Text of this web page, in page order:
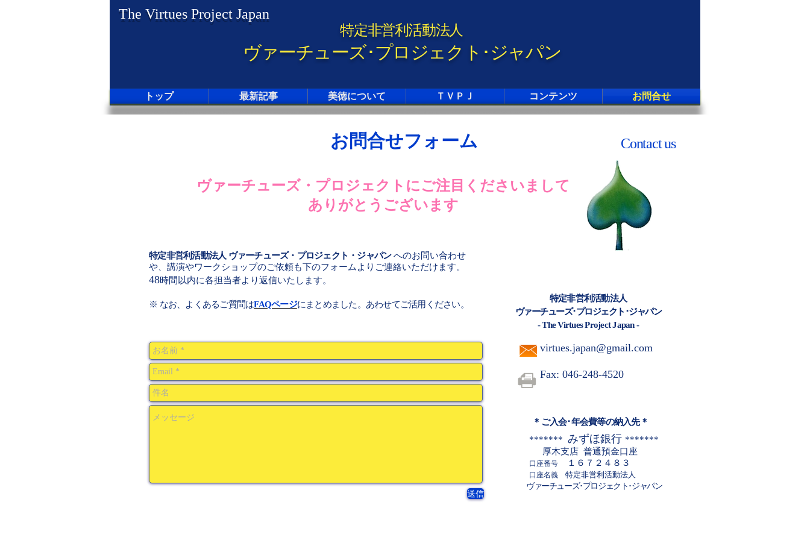
The Virtues Project Japan
特定非営利活動法人
ヴァーチューズ･プロジェクト･ジャパン
トップ 最新記事 美徳について ＴＶＰＪ コンテンツ お問合せ
Contact us
お問合せフォーム
特定非営利活動法人 ヴァーチューズ・プロジェクト・ジャパンへのお問い合わせ
や、講演やワークショップのご依頼も下のフォームよりご連絡いただけます。
48時間以内に各担当者より返信いたします。
※ なお、よくあるご質問はFAQページにまとめました。あわせてご活用ください。
ヴァーチューズ・プロジェクトにご注目くださいまして
ありがとうございます
特定非営利活動法人
ヴァーチューズ･プロジェクト･ジャパン
- The Virtues Project Japan -
virtues.japan@gmail.com
Fax: 046-248-4520
＊ご入会･年会費等の納入先＊
******* みずほ銀行 *******
厚木支店 普通預金口座
口座番号 １６７２４８３
口座名義 特定非営利活動法人
ヴァーチューズ･プロジェクト･ジャパン
送信